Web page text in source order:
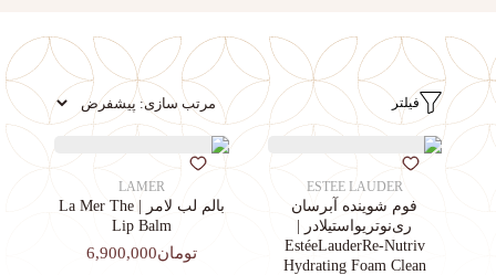
فیلتر
ESTEE LAUDER
فوم شوینده آبرسان
ری‌نوتریواستیلادر |
EstéeLauderRe-Nutriv
Hydrating Foam Clean
LAMER
بالم لب لامر | La Mer The
Lip Balm
تومان6,900,000